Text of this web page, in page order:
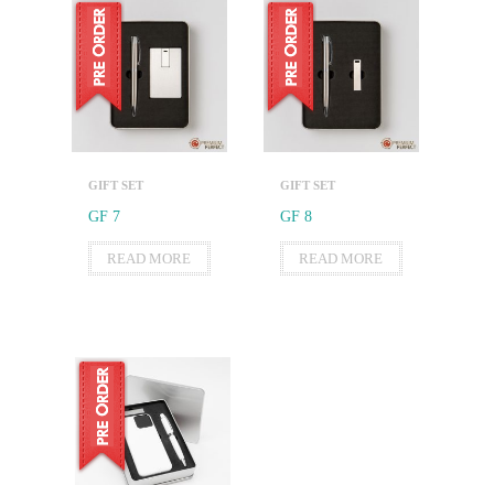
GIFT SET
GF 7
READ MORE
GIFT SET
GF 8
READ MORE